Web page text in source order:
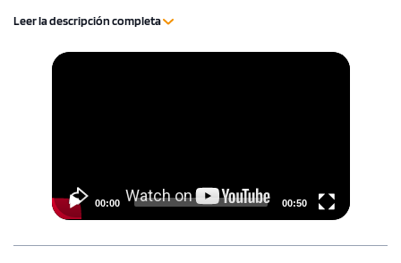
accesos rápidos a la Javier Prado, muy cerca a la Vía
del Tren Eléctrico. Vive a unos pasos la Rambla de San
Leer la descripción completa
Video
00:00 00:50